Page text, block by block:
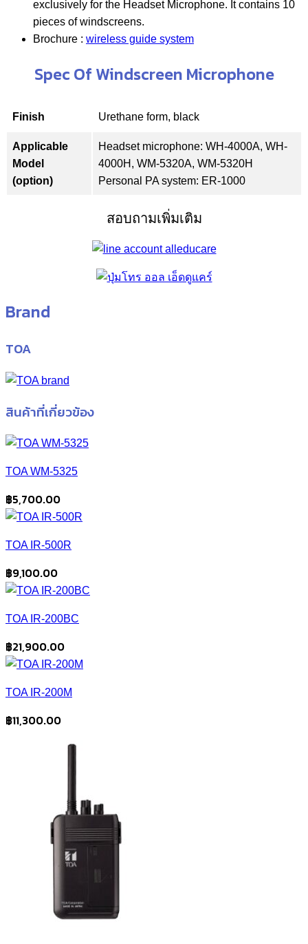
exclusively for the Headset Microphone. It contains 10
pieces of windscreens.
Brochure : wireless guide system
Spec Of Windscreen Microphone
Finish Urethane form, black
Applicable
Model
(option)
Headset microphone: WH-4000A, WH-
4000H, WM-5320A, WM-5320H
Personal PA system: ER-1000
สอบถามเพิ่มเติม
Brand
TOA
สินค้าที่เกี่ยวข้อง
TOA WM-5325
฿5,700.00
TOA IR-500R
฿9,100.00
TOA IR-200BC
฿21,900.00
TOA IR-200M
฿11,300.00